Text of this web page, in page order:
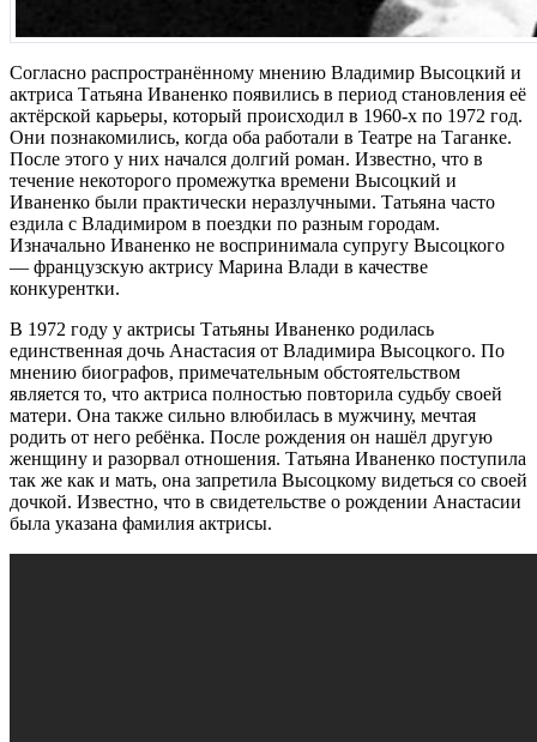
Согласно распространённому мнению Владимир Высоцкий и
актриса Татьяна Иваненко появились в период становления её
актёрской карьеры, который происходил в 1960-х по 1972 год.
Они познакомились, когда оба работали в Театре на Таганке.
После этого у них начался долгий роман. Известно, что в
течение некоторого промежутка времени Высоцкий и
Иваненко были практически неразлучными. Татьяна часто
ездила с Владимиром в поездки по разным городам.
Изначально Иваненко не воспринимала супругу Высоцкого
— французскую актрису Марина Влади в качестве
конкурентки.
В 1972 году у актрисы Татьяны Иваненко родилась
единственная дочь Анастасия от Владимира Высоцкого. По
мнению биографов, примечательным обстоятельством
является то, что актриса полностью повторила судьбу своей
матери. Она также сильно влюбилась в мужчину, мечтая
родить от него ребёнка. После рождения он нашёл другую
женщину и разорвал отношения. Татьяна Иваненко поступила
так же как и мать, она запретила Высоцкому видеться со своей
дочкой. Известно, что в свидетельстве о рождении Анастасии
была указана фамилия актрисы.